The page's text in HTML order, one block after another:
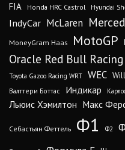
FIA Honda HRC Castrol Hyundai
IndyCar McLaren
MoneyGram Haas MotoGP
Oracle Red Bull Racing
Toyota Gazoo Racing WRT WEC
Валттери Боттас
Индикар
Льюис Хэмилтон Макс
Себастьян Феттель Ф1 Ф2